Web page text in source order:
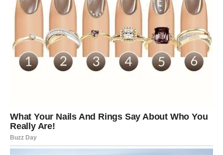
BIKOVI ULAZE U PERIOD KAKAV
SE RETKO DOŽIVLJAVA
Pred vama je vreme koje će doneti mnogo više nego što
vratiti sigurnost i samopouzdanje. A onda dolazi ono
najveće – sudbinski događaj koji menja pravac vašeg
života.